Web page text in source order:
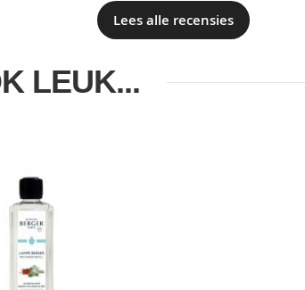
Lees alle recensies
LEUK...